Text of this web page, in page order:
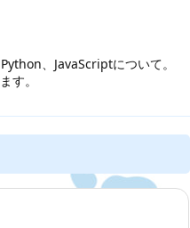
、JavaScriptについて。
す。